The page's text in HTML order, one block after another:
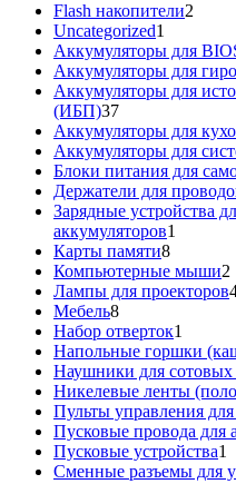
Flash накопители2
Uncategorized1
товар
Аккумуляторы для
Аккумуляторы для
Аккумуляторы для
(ИБП)3737
товаров
Аккумуляторы для
Аккумуляторы для
Блоки питания для
Держатели для
Зарядные устройства
аккумуляторов1
Карты памяти88
товаров
Компьютерные мыши2
Лампы для проекторов
Мебель88
товаров
Набор отверток1
товар
Напольные горшки
Наушники для сотовых
Никелевые ленты
Пульты управления
Пусковые провода для
Пусковые устройства1
Сменные разъемы для